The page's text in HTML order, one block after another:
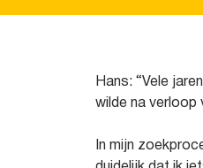
Hans: “Vele
wilde na verloop
In mijn